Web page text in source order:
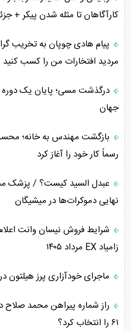
کارآگاهان تا مثله شدن پیکر +
پیام هادی چوپان به تخریب
مردید افتخارات من را کسب کنید
جهان
بازگشت مهندس به خانه؛
رسماً کار خود را آغاز کرد
عبدل السید کیست؟ / پزشک
نهایی دموکرات‌ها در میشیگان
شرایط فروش نیسان وانت
زامیاد EX مرداد ۱۴۰۵
ماجرای خودآزاری پرز هیلتون
راز شماره پیراهن محمد صلاح
۶۱ را انتخاب کرد؟